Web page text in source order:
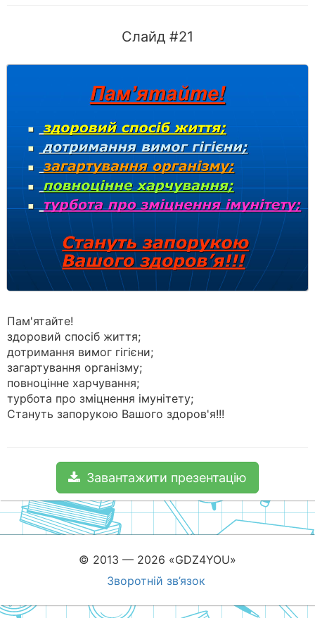
Слайд #21
Пам'ятайте!
здоровий спосіб життя;
дотримання вимог гігієни;
загартування організму;
повноцінне харчування;
турбота про зміцнення імунітету;
Стануть запорукою Вашого здоров'я!!!
Завантажити презентацію
© 2013 — 2026 «GDZ4YOU»
Зворотній зв’язок